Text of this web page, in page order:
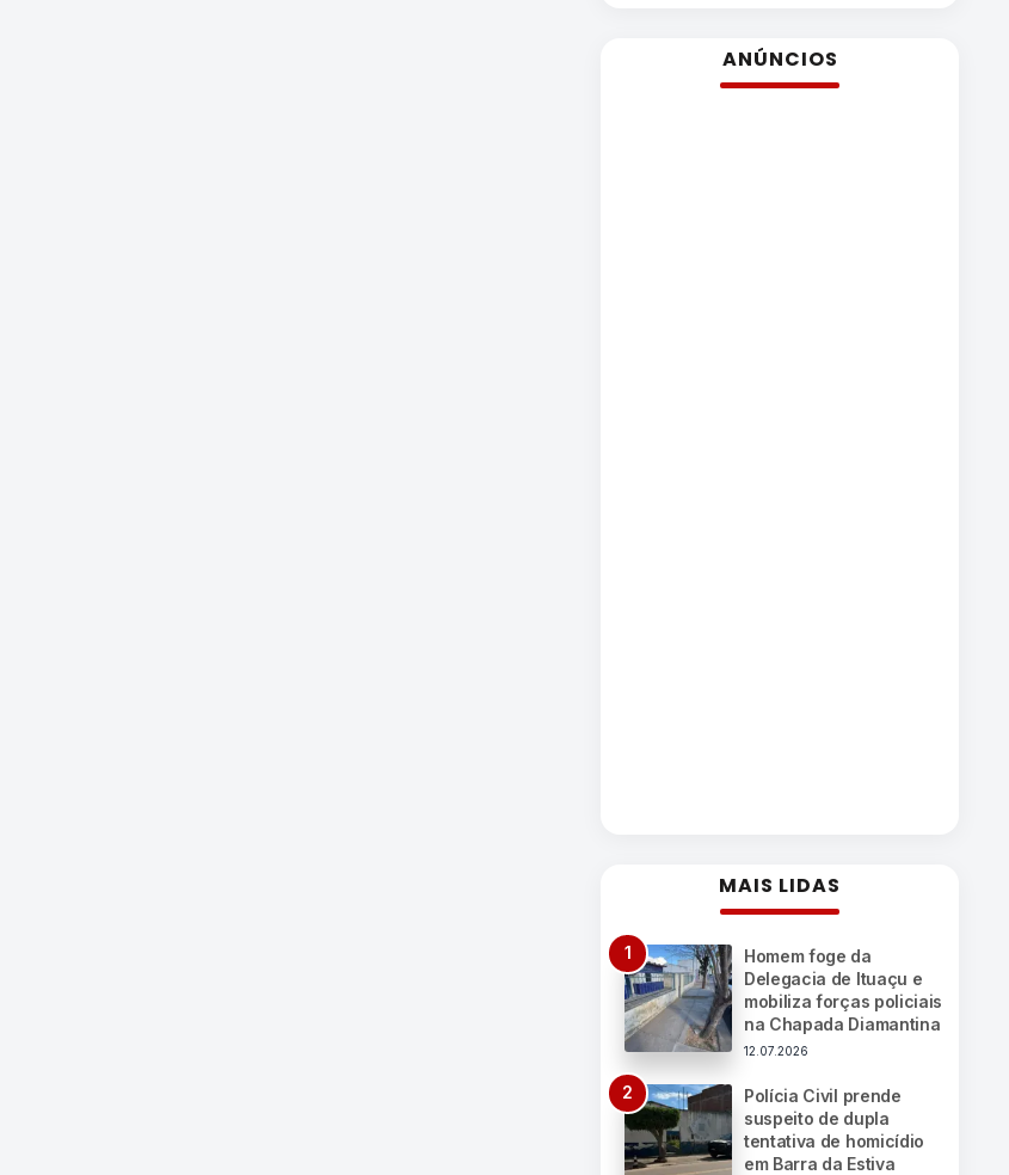
ANÚNCIOS
MAIS LIDAS
Homem foge da
Delegacia de Ituaçu e
mobiliza forças policiais
na Chapada Diamantina
12.07.2026
Polícia Civil prende
suspeito de dupla
tentativa de homicídio
em Barra da Estiva